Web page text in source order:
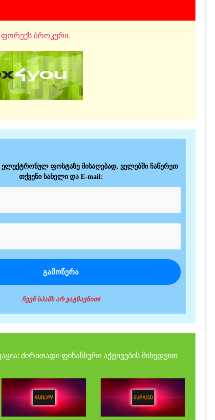
ბროკერი.
ელექტრონულ ფოსტაზე მისაღებად, ველებში ჩაწერეთ
თქვენი სახელი და E-mail:
ჩვენ სპამს არ ვაგზავნით!
ძირითადი ფინანსური აქტივების მიხედვით